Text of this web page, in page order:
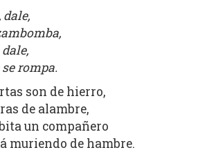
dale,
rompa.
son de hierro,
de alambre,
un compañero
muriendo de hambre.